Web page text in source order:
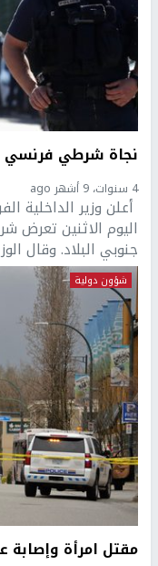
نجاة شرطي فرنسي
4 سنوات، 9 أشهر ago
أعلن وزير الداخلية
اليوم الاثنين
جنوبي البلاد. وقال
شؤون دولية
مقتل امرأة